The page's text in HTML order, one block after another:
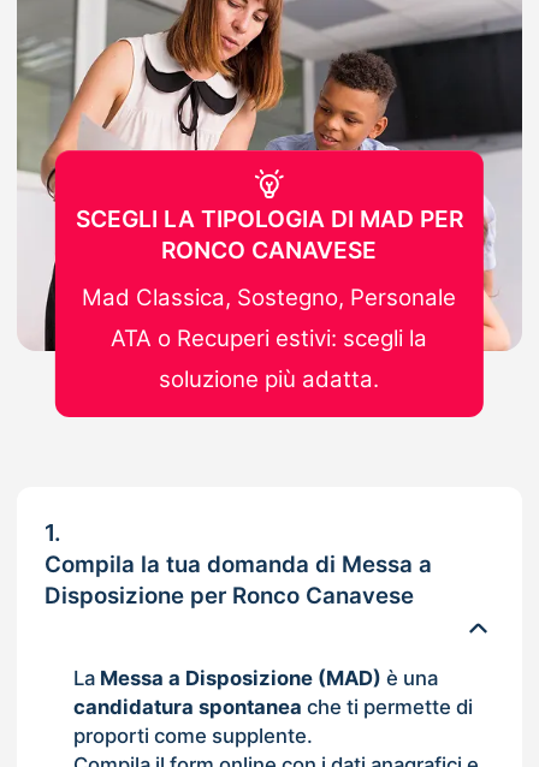
1.
Compila la tua domanda di Messa a
Disposizione per Ronco Canavese
La Messa a Disposizione (MAD) è una
candidatura spontanea che ti permette di
proporti come supplente.
SCEGLI LA TIPOLOGIA DI MAD PER
RONCO CANAVESE
Mad Classica, Sostegno, Personale
ATA o Recuperi estivi: scegli la
soluzione più adatta.